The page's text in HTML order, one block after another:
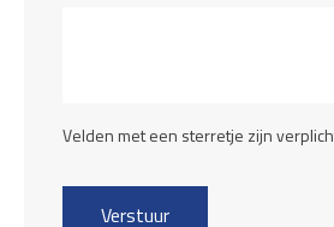
Velden met een sterretje zijn